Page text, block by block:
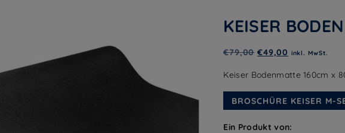
KEISER
€79,00 Ursprünglicher
war:
€49,00 Aktueller
ist:
inkl. MwSt.
Keiser Bodenmatte 160cm x
BROSCHÜRE KEISER M-
Ein Produkt von: